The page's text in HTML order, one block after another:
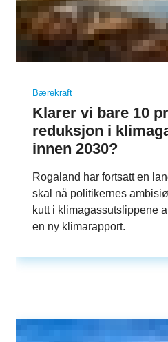
Bærekraft
Klarer vi bare 10
reduksjon i
innen 2030?
Rogaland har fortsatt en
skal nå politikernes
kutt i klimagassutslippene
en ny klimarapport.